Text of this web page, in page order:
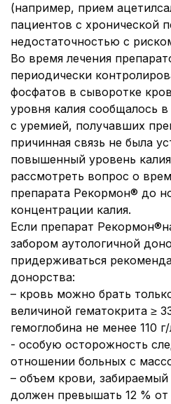
(например, прием
пациентов с хронической
недостаточностью с
Во время лечения
периодически
фосфатов в сыворотке
уровня калия сообщалось
с уремией, получавших
причинная связь не была
повышенный уровень
рассмотреть вопрос о
препарата Рекормон® до
концентрации калия.
Если препарат
забором аутологичной
придерживаться
донорства:
– кровь можно брать
величиной гематокрита ≥
гемоглобина не менее 110
- особую осторожность
отношении больных с
– объем крови,
должен превышать 12 % от